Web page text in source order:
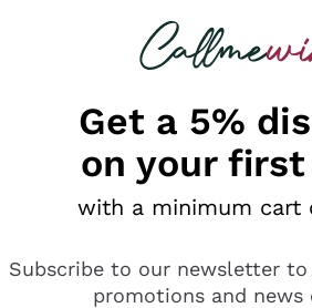
looking for
Get a 5%
on your
with a minimum cart
Subscribe to our newsletter to
promotions and news